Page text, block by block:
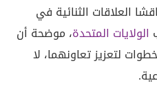
العلاقات الثنائية في
الولايات المتحدة، موضحة أن
لتعزيز تعاونهما، لا